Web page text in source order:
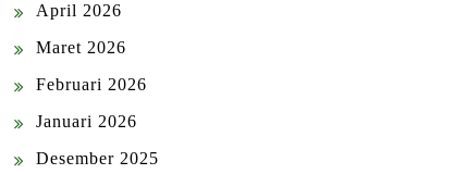
April 2026
Maret 2026
Februari 2026
Januari 2026
Desember 2025